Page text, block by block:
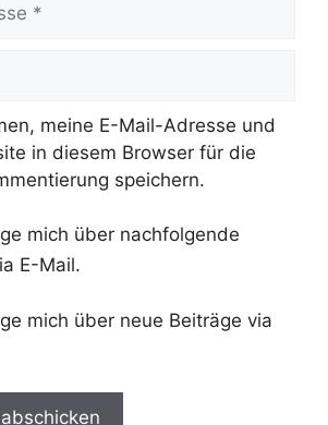
meine E-Mail-Adresse und
in diesem Browser für die
speichern.
mich über nachfolgende
E-Mail.
mich über neue Beiträge via